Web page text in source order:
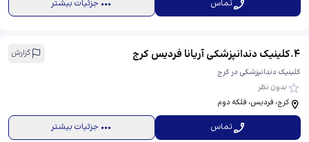
تماس جزئیات بیشتر
4
.کلینیک دندانپزشکی آریانا فردیس کرج
گزارش
کلینیک دندانپزشکی در کرج
بدون نظر
کرج، فردیس، فلکه دوم
تماس جزئیات بیشتر